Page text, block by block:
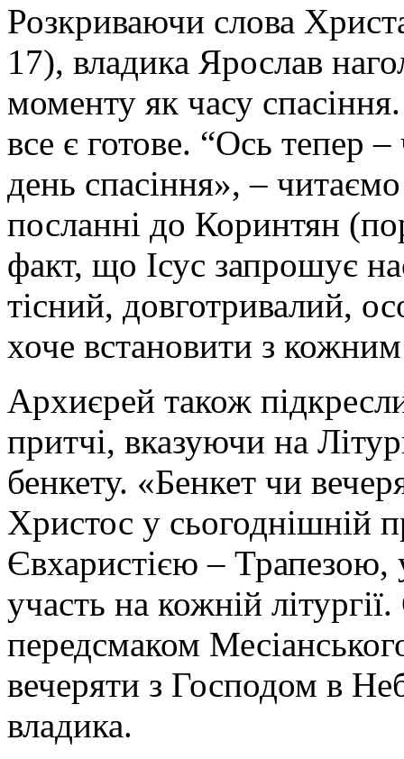
Розкриваючи слова
17), владика Ярослав
моменту як часу
все є готове. “Ось тепер
день спасіння», –
посланні до Коринтян
факт, що Ісус запрошує
тісний, довготривалий,
хоче встановити з
Архиєрей також
притчі, вказуючи на
бенкету. «Бенкет чи
Христос у сьогоднішній
Євхаристією – Трапезою,
участь на кожній
передсмаком
вечеряти з Господом в
владика.